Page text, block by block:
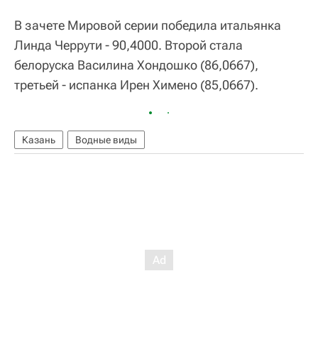
В зачете Мировой серии победила итальянка
Линда Черрути - 90,4000. Второй стала
белоруска Василина Хондошко (86,0667),
третьей - испанка Ирен Химено (85,0667).
Казань Водные виды